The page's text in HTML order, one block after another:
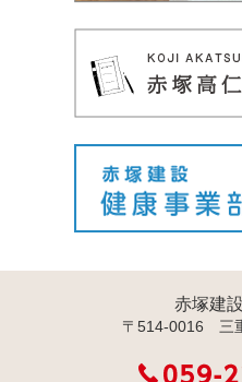
赤塚建
〒514-0016 三